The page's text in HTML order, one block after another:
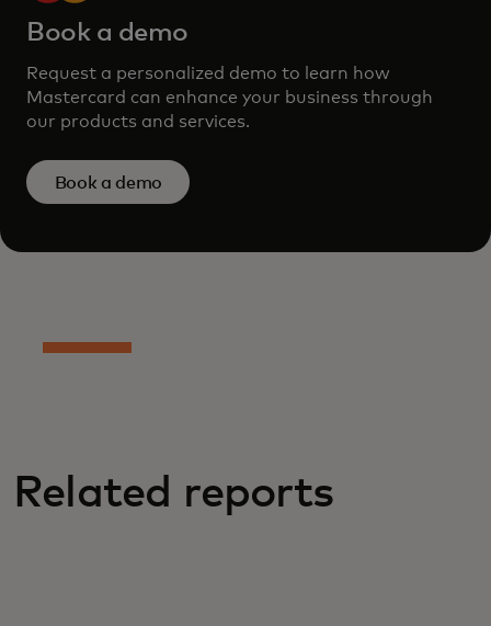
Book a demo
Request a personalized demo to learn how
Mastercard can enhance your business through
our products and services.
Book a demo
Related reports